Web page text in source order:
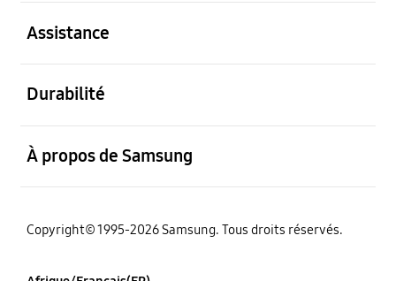
Assistance
Durabilité
À propos de Samsung
Copyright© 1995-2026 Samsung. Tous droits réservés.